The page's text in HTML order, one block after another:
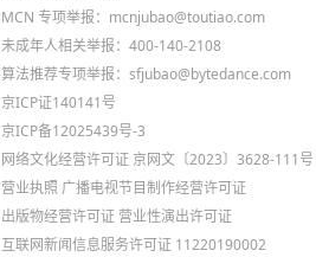
MCN 专项举报：mcnjubao@toutiao.com
未成年人相关举报：400-140-2108
算法推荐专项举报：sfjubao@bytedance.com
京ICP证140141号
京ICP备12025439号-3
网络文化经营许可证 京网文〔2023〕3628-111号
营业执照 广播电视节目制作经营许可证
出版物经营许可证 营业性演出许可证
互联网新闻信息服务许可证 11220190002